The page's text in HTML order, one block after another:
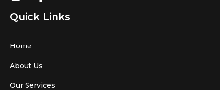
Quick Links
Home
About Us
Our Services